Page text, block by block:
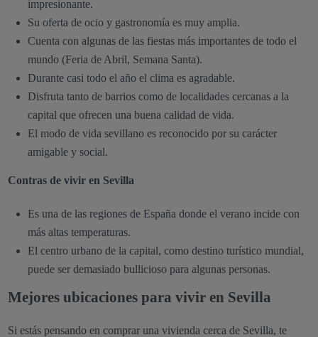
impresionante.
Su oferta de ocio y gastronomía es muy amplia.
Cuenta con algunas de las fiestas más importantes de todo el
mundo (Feria de Abril, Semana Santa).
Durante casi todo el año el clima es agradable.
Disfruta tanto de barrios como de localidades cercanas a la
capital que ofrecen una buena calidad de vida.
El modo de vida sevillano es reconocido por su carácter
amigable y social.
Contras de vivir en Sevilla
Es una de las regiones de España donde el verano incide con
más altas temperaturas.
El centro urbano de la capital, como destino turístico mundial,
puede ser demasiado bullicioso para algunas personas.
Mejores ubicaciones para vivir en Sevilla
Si estás pensando en comprar una vivienda cerca de Sevilla, te